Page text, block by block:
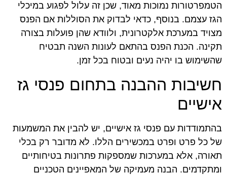
הטמפרטורות נמוכות מאוד, שכן זה עלול לפגוע במיכלי
הגז עצמם. בנוסף, כדאי לבדוק את הסוללות אם הפנס
מצויד במערכת אלקטרונית, ולוודא שהן פועלות בצורה
תקינה. הכנת הפנס בהתאם לעונות השנה תבטיח
שהשימוש בו יהיה נעים ובטוח בכל זמן.
חשיבות ההבנה בתחום פנסי גז
אישיים
בהתמודדות עם פנסי גז אישיים, יש להבין את המשמעות
של כל פרט ופרט במכשירים הללו. לא מדובר רק בכלי
תאורה, אלא במערכות שמספקות פתרונות בטיחותיים
ומתקדמים. הבנה מעמיקה של המאפיינים הטכניים